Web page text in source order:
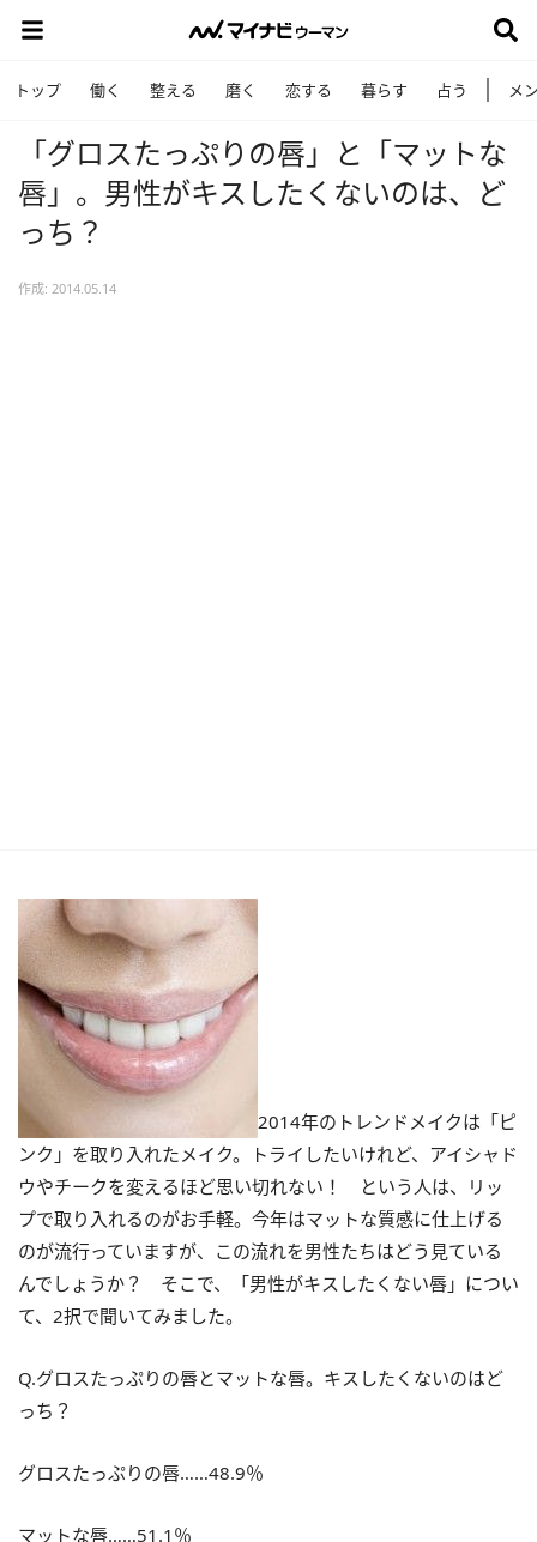
トップ 働く 整える 磨く 恋する 暮らす 占う メ
「グロスたっぷりの唇」と「マットな
唇」。男性がキスしたくないのは、ど
っち？
作成: 2014.05.14
2014年のトレンドメイクは「ピ
ンク」を取り入れたメイク。トライしたいけれど、アイシャド
ウやチークを変えるほど思い切れない！ という人は、リッ
プで取り入れるのがお手軽。今年はマットな質感に仕上げる
のが流行っていますが、この流れを男性たちはどう見ている
んでしょうか？ そこで、「男性がキスしたくない唇」につい
て、2択で聞いてみました。
Q.グロスたっぷりの唇とマットな唇。キスしたくないのはど
っち？
グロスたっぷりの唇……48.9％
マットな唇……51.1％